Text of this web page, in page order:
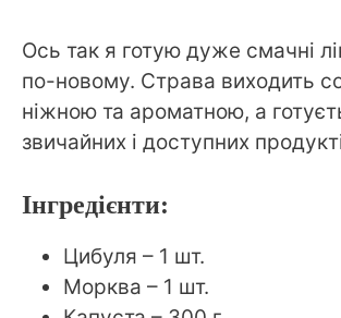
Ось так я готую дуже смачні
по-новому. Страва виходить
ніжною та ароматною, а
звичайних і доступних
Інгредієнти:
Цибуля – 1 шт.
Морква – 1 шт.